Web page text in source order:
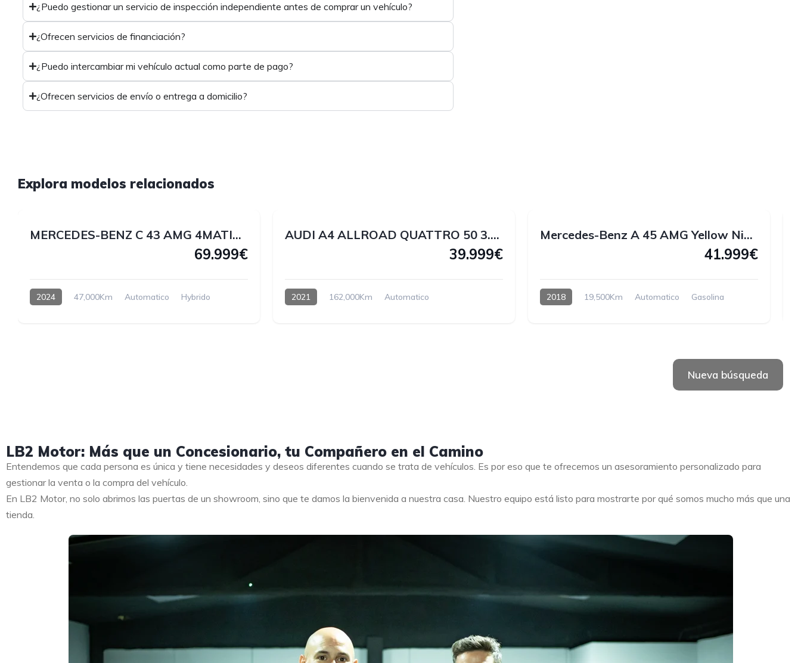
¿Puedo gestionar un servicio de inspección independiente antes de comprar un vehículo?
¿Ofrecen servicios de financiación?
¿Puedo intercambiar mi vehículo actual como parte de pago?
¿Ofrecen servicios de envío o entrega a domicilio?
Explora modelos relacionados
1
MERCEDES-BENZ C 43 AMG 4MATIC 408 CV
69.999€
2024 47,000Km Automatico Hybrido
AUDI A4 ALLROAD QUATTRO 50 3.0 V6 TDI 286 CV
39.999€
2021 162,000Km Automatico
Mercedes-Benz A 45 AMG Yellow Night Edition 4MATIC 381 CV
41.999€
2018 19,500Km Automatico Gasolina
Nueva búsqueda
LB2 Motor: Más que un Concesionario, tu Compañero en el Camino
Entendemos que cada persona es única y tiene necesidades y deseos diferentes cuando se trata de vehículos. Es por eso que te ofrecemos un asesoramiento personalizado para
gestionar la venta o la compra del vehículo.
En LB2 Motor, no solo abrimos las puertas de un showroom, sino que te damos la bienvenida a nuestra casa. Nuestro equipo está listo para mostrarte por qué somos mucho más que una
tienda.